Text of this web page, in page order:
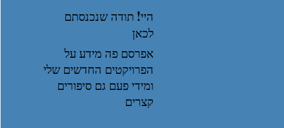
היי! תודה שנכנסתם
לכאן
אפרסם פה מידע על
הפרויקטים החדשים שלי
ומידי פעם גם סיפורים
קצרים